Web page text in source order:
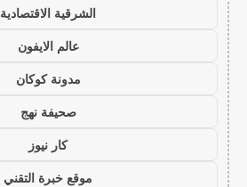
الشرقية الاقتصادية
عالم الايفون
مدونة كوكان
صحيفة نهج
كار نيوز
موقع خبرة التقني